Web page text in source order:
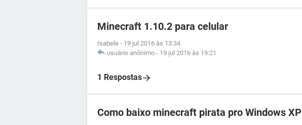
Minecraft 1.10.2 para celular
Isabele - 19 jul 2016 às 13:34
usuário anônimo - 19 jul 2016 às 19:21
1 Respostas
Como baixo minecraft pirata pro Windows XP